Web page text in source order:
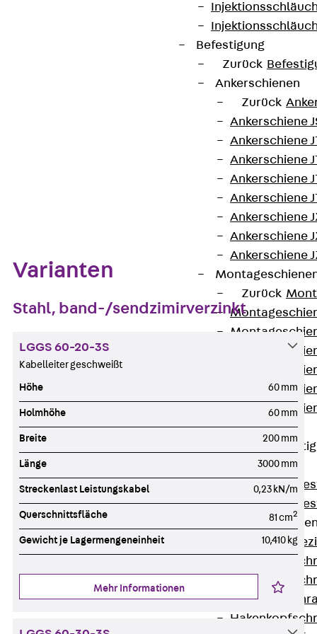
Befestigung
Zurück
Ankerschienen
Zurück
Ankerschiene
Ankerschiene
Ankerschiene
Ankerschiene
Ankerschiene
Ankerschiene
Ankerschiene
Ankerschiene
Zurück
gelocht
Zurück
Zurück
Varianten
Stahl, band-/sendzimirverzinkt
LGGS 60-20-3S
Kabelleiter geschweißt
Höhe 60 mm
Holmhöhe 60 mm
Breite 200 mm
Länge 3000 mm
Streckenlast Leistungskabel 0,23 kN/m
Querschnittsfläche 81 cm2
Gewicht je Lagermengeneinheit 10,410 kg
Mehr Informationen